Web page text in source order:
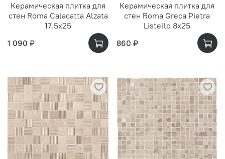
Керамическая плитка для
стен Roma Calacatta Alzata
17.5x25
1 090 ₽
Керамическая плитка для
стен Roma Greca Pietra
Listello 8x25
860 ₽